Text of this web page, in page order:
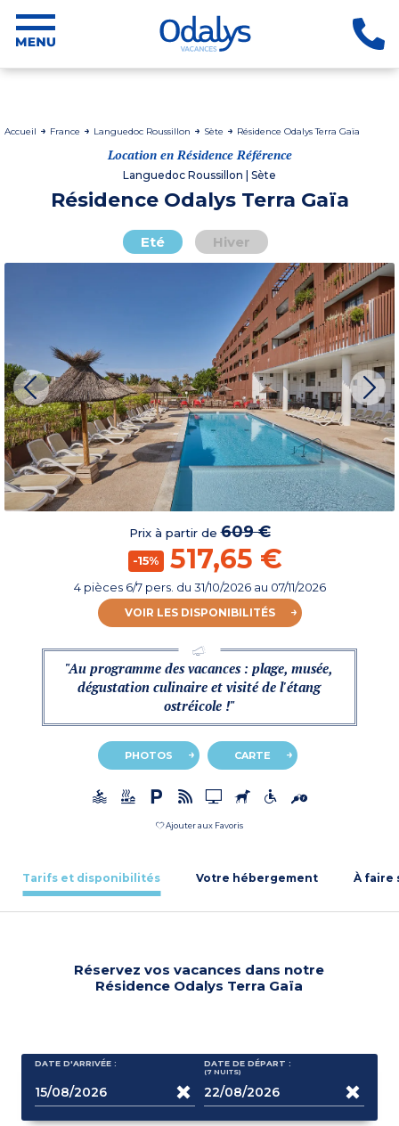
Accueil France Languedoc Roussillon Sète Résidence Odalys Terra Gaïa
Location en Résidence Référence
Languedoc Roussillon | Sète
Résidence Odalys Terra Gaïa
Eté Hiver
Prix à partir de609 €
-15% 517,65 €
4 pièces 6/7 pers. du 31/10/2026au 07/11/2026
VOIR LES DISPONIBILITÉS
"Au programme des vacances : plage, musée,
dégustation culinaire et visité de l'étang
ostréicole !"
PHOTOS CARTE
Ajouter aux Favoris
Tarifs et disponibilités Votre hébergement À faire
Réservez vos vacances dans notre
Résidence Odalys Terra Gaïa
DATE D'ARRIVÉE : DATE DE DÉPART :
(7 NUITS)